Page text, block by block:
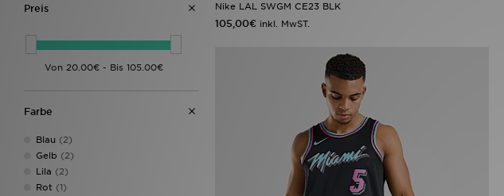
Preis
Farbe
Blau (2)
Gelb (2)
Lila (2)
Rot (1)
Nike LAL SWGM CE23 BLK
105,00€ inkl. MwST.